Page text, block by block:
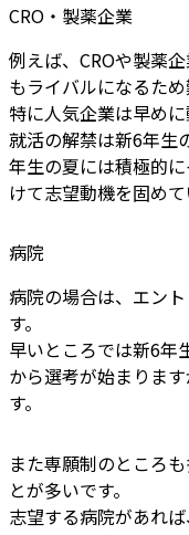
CRO・製薬企業
例えば、CROや製薬
もライバルになるため
特に人気企業は早めに
就活の解禁は新6年生
年生の夏には積極的
けて志望動機を固めて
病院
病院の場合は、エン
す。
早いところでは新6年
から選考が始まりま
す。
また専願制のところ
とが多いです。
志望する病院があれ